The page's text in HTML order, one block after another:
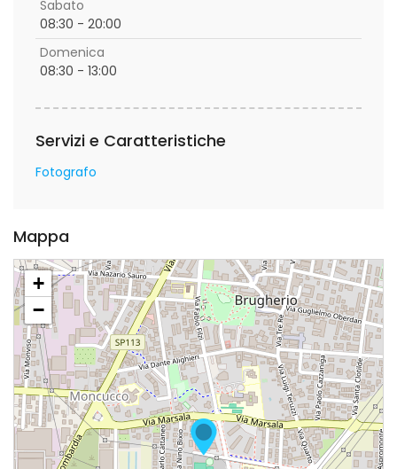
Sabato
08:30 - 20:00
Domenica
08:30 - 13:00
Servizi e Caratteristiche
Fotografo
Mappa
+
−